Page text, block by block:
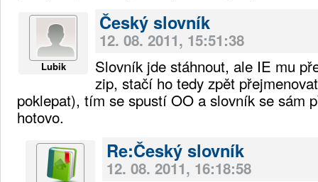
Lubik
Český slovník
12. 08. 2011, 15:51:38
Slovník jde stáhnout, ale IE mu
zip, stačí ho tedy zpět
poklepat), tím se spustí OO a slovník se sám
hotovo.
Re:Český slovník
12. 08. 2011, 16:18:58